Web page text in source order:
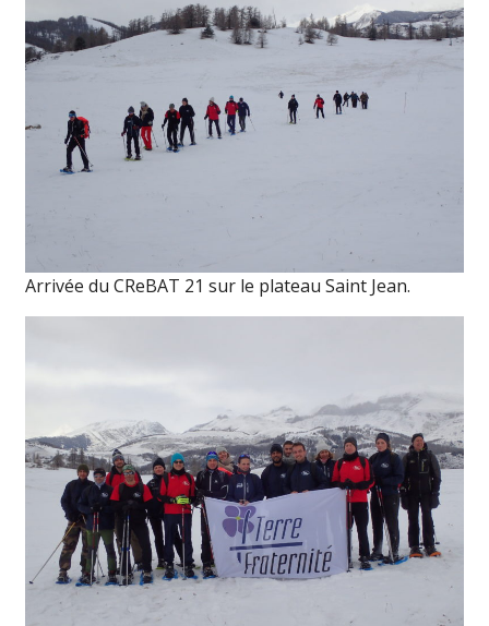
Arrivée du CReBAT 21 sur le plateau Saint Jean.